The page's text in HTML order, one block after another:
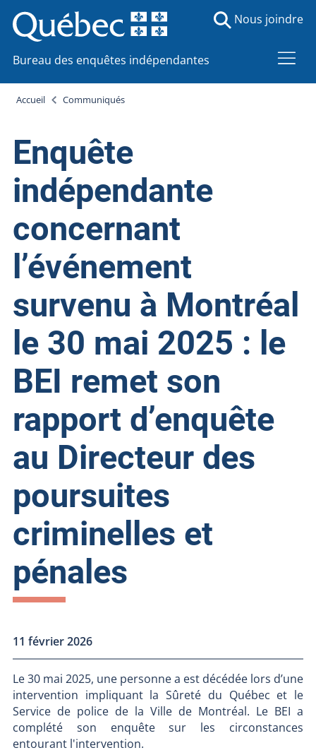
Bureau des enquêtes indépendantes
Nous joindre
Accueil Communiqués
Enquête
indépendante
concernant
l’événement
survenu à Montréal
le 30 mai 2025 : le
BEI remet son
rapport d’enquête
au Directeur des
poursuites
criminelles et
pénales
11 février 2026
Le 30 mai 2025, une personne a est décédée lors d’une
intervention impliquant la Sûreté du Québec et le
Service de police de la Ville de Montréal. Le BEI a
complété son enquête sur les circonstances
entourant l'intervention.